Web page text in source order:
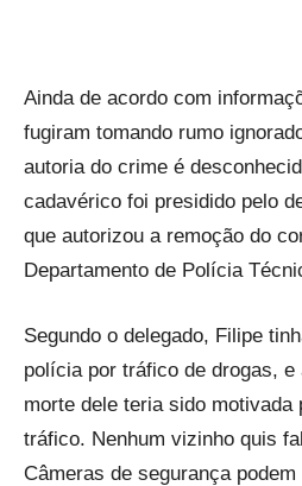
Ainda de acordo com
fugiram tomando rumo
autoria do crime é
cadavérico foi presidido pelo
que autorizou a remoção do
Departamento de Polícia
Segundo o delegado, Filipe
polícia por tráfico de drogas, e
morte dele teria sido motivada
tráfico. Nenhum vizinho quis
Câmeras de segurança